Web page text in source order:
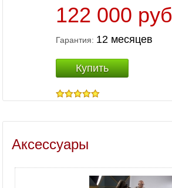
122 000 руб
Гарантия: 12 месяцев
Купить
Аксессуары